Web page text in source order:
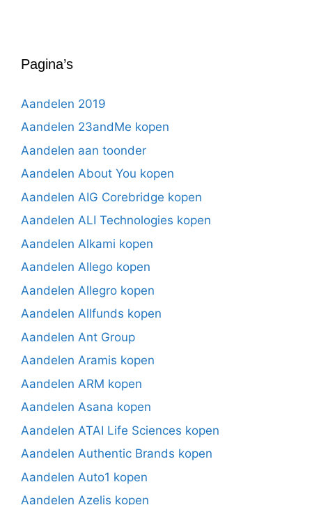
Pagina’s
Aandelen 2019
Aandelen 23andMe kopen
Aandelen aan toonder
Aandelen About You kopen
Aandelen AIG Corebridge kopen
Aandelen ALI Technologies kopen
Aandelen Alkami kopen
Aandelen Allego kopen
Aandelen Allegro kopen
Aandelen Allfunds kopen
Aandelen Ant Group
Aandelen Aramis kopen
Aandelen ARM kopen
Aandelen Asana kopen
Aandelen ATAI Life Sciences kopen
Aandelen Authentic Brands kopen
Aandelen Auto1 kopen
Aandelen Azelis kopen